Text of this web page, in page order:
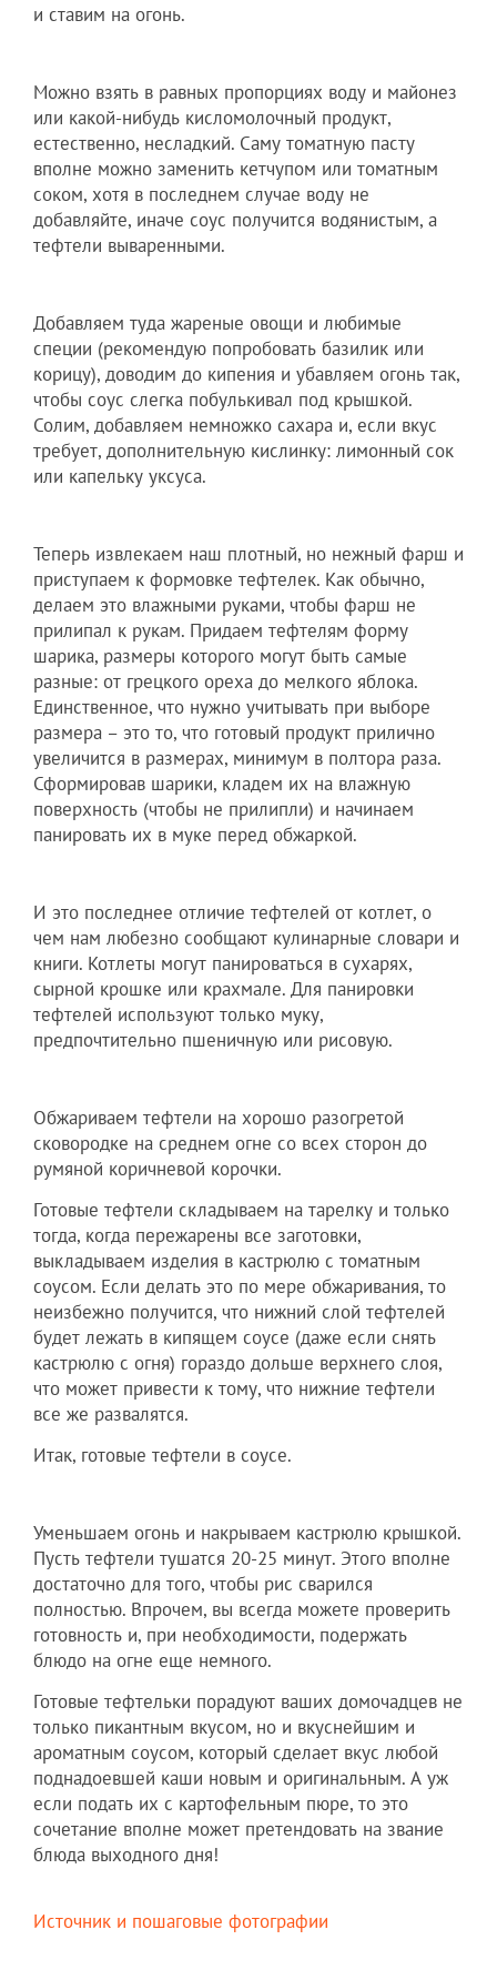
и ставим на огонь.
Можно взять в равных пропорциях воду и майонез
или какой-нибудь кисломолочный продукт,
естественно, несладкий. Саму томатную пасту
вполне можно заменить кетчупом или томатным
соком, хотя в последнем случае воду не
добавляйте, иначе соус получится водянистым, а
тефтели вываренными.
Добавляем туда жареные овощи и любимые
специи (рекомендую попробовать базилик или
корицу), доводим до кипения и убавляем огонь так,
чтобы соус слегка побулькивал под крышкой.
Солим, добавляем немножко сахара и, если вкус
требует, дополнительную кислинку: лимонный сок
или капельку уксуса.
Теперь извлекаем наш плотный, но нежный фарш и
приступаем к формовке тефтелек. Как обычно,
делаем это влажными руками, чтобы фарш не
прилипал к рукам. Придаем тефтелям форму
шарика, размеры которого могут быть самые
разные: от грецкого ореха до мелкого яблока.
Единственное, что нужно учитывать при выборе
размера – это то, что готовый продукт прилично
увеличится в размерах, минимум в полтора раза.
Сформировав шарики, кладем их на влажную
поверхность (чтобы не прилипли) и начинаем
панировать их в муке перед обжаркой.
И это последнее отличие тефтелей от котлет, о
чем нам любезно сообщают кулинарные словари и
книги. Котлеты могут панироваться в сухарях,
сырной крошке или крахмале. Для панировки
тефтелей используют только муку,
предпочтительно пшеничную или рисовую.
Обжариваем тефтели на хорошо разогретой
сковородке на среднем огне со всех сторон до
румяной коричневой корочки.
Готовые тефтели складываем на тарелку и только
тогда, когда пережарены все заготовки,
выкладываем изделия в кастрюлю с томатным
соусом. Если делать это по мере обжаривания, то
неизбежно получится, что нижний слой тефтелей
будет лежать в кипящем соусе (даже если снять
кастрюлю с огня) гораздо дольше верхнего слоя,
что может привести к тому, что нижние тефтели
все же развалятся.
Итак, готовые тефтели в соусе.
Уменьшаем огонь и накрываем кастрюлю крышкой.
Пусть тефтели тушатся 20-25 минут. Этого вполне
достаточно для того, чтобы рис сварился
полностью. Впрочем, вы всегда можете проверить
готовность и, при необходимости, подержать
блюдо на огне еще немного.
Готовые тефтельки порадуют ваших домочадцев не
только пикантным вкусом, но и вкуснейшим и
ароматным соусом, который сделает вкус любой
поднадоевшей каши новым и оригинальным. А уж
если подать их с картофельным пюре, то это
сочетание вполне может претендовать на звание
блюда выходного дня!
Источник и пошаговые фотографии